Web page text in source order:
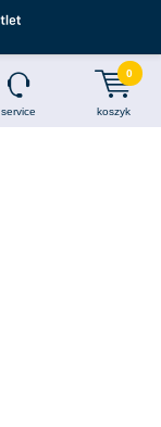
service koszyk
0